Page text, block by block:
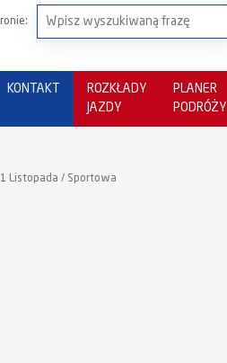
KONTAKT
ROZKŁADY
JAZDY
PLANER
PODRÓŻY
Listopada / Sportowa